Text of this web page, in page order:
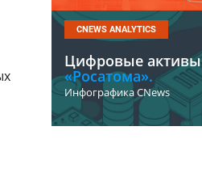
CNEWS ANALYTICS
Цифровые активы
«Росатома».
Инфографика CNews